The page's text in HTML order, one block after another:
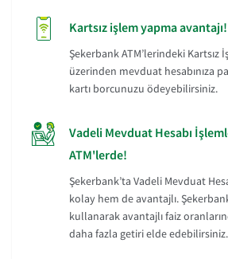
Kartsız işlem yapma avantajı!
Şekerbank ATM’lerindeki Kartsız
üzerinden mevduat hesabınıza
kartı borcunuzu ödeyebilirsiniz.
Vadeli Mevduat Hesabı
ATM'lerde!
Şekerbank’ta Vadeli Mevduat
kolay hem de avantajlı.
kullanarak avantajlı faiz
daha fazla getiri elde edebilirsiniz.